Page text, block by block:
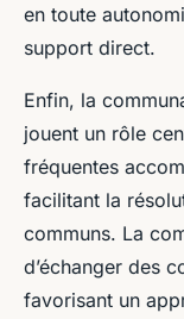
en toute
support direct.
Enfin, la
jouent un rôle
fréquentes
facilitant la
communs. La
d’échanger des
favorisant un